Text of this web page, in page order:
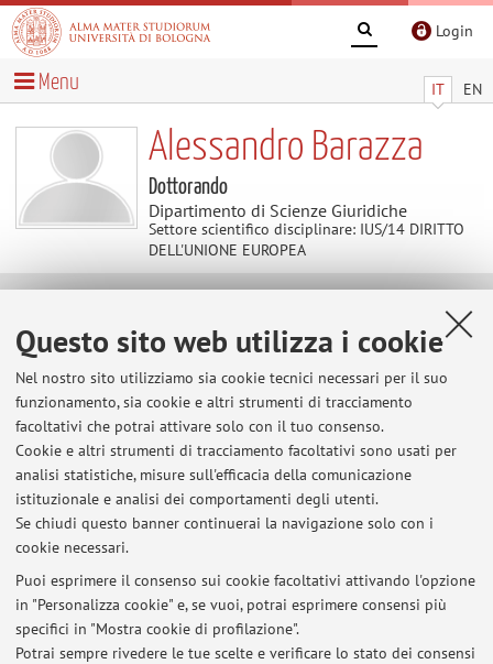
Questo sito web utilizza i cookie
Nel nostro sito utilizziamo sia cookie tecnici necessari per il suo
funzionamento, sia cookie e altri strumenti di tracciamento
facoltativi che potrai attivare solo con il tuo consenso.
Cookie e altri strumenti di tracciamento facoltativi sono usati per
analisi statistiche, misure sull'efficacia della comunicazione
istituzionale e analisi dei comportamenti degli utenti.
Se chiudi questo banner continuerai la navigazione solo con i
cookie necessari.
Puoi esprimere il consenso sui cookie facoltativi attivando l'opzione
in "Personalizza cookie" e, se vuoi, potrai esprimere consensi più
specifici in "Mostra cookie di profilazione".
Potrai sempre rivedere le tue scelte e verificare lo stato dei consensi
Login
IT EN
Menu
Alessandro Barazza
Dottorando
Dipartimento di Scienze Giuridiche
Settore scientifico disciplinare: IUS/14 DIRITTO
DELL'UNIONE EUROPEA
Contatti
E-mail: alessandro.barazza2@unibo.it
Dipartimento di Scienze Giuridiche
Via Zamboni 27/29, Bologna -Vai alla mappa
Ultimi avvisi
Al momento non sono presenti avvisi.